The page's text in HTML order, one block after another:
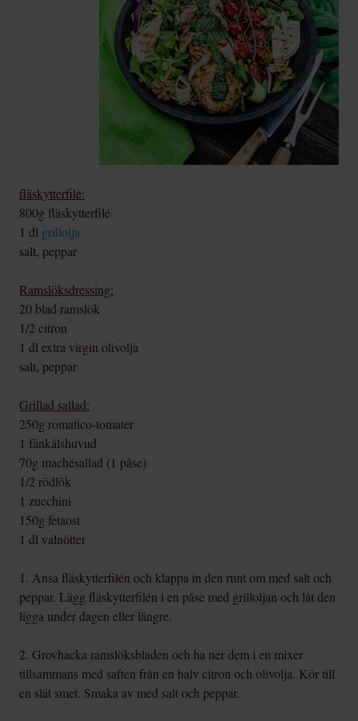
fläskytterfilé:
800g fläskytterfilé
1 dl grillolja
salt, peppar
Ramslöksdressing:
20 blad ramslök
1/2 citron
1 dl extra virgin olivolja
salt, peppar
Grillad sallad:
250g romatico-tomater
1 fänkålshuvud
70g machésallad (1 påse)
1/2 rödlök
1 zucchini
150g fetaost
1 dl valnötter
1. Ansa fläskytterfilén och klappa in den runt om med salt och
peppar. Lägg fläskytterfilén i en påse med grilloljan och låt den
ligga under dagen eller längre.
2. Grovhacka ramslöksbladen och ha ner dem i en mixer
tillsammans med saften från en halv citron och olivolja. Kör till
en slät smet. Smaka av med salt och peppar.